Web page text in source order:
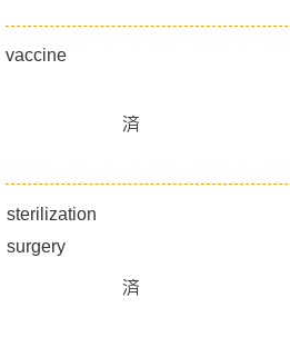
vaccine
済
sterilization
surgery
済